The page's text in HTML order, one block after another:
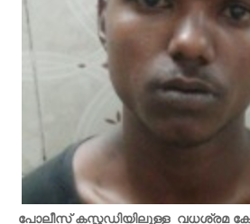
പോലീസ് കസ്റ്റഡിയിലുള്ള വധശ്രമ